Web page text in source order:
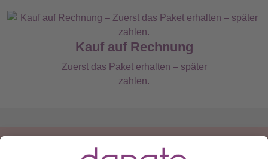
Kauf auf Rechnung
Zuerst das Paket erhalten – später
zahlen.
Du hast eine Frage?